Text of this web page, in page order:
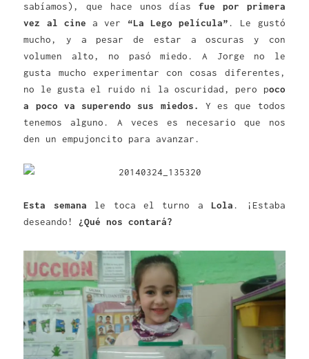
sabíamos), que hace unos díasfue por primera
vez al cine a ver “La Lego película”. Le gustó
mucho, y a pesar de estar a oscuras y con
volumen alto, no pasó miedo. A Jorge no le
gusta mucho experimentar con cosas diferentes,
no le gusta el ruido ni la oscuridad, pero poco
a poco va superendo sus miedos.
Y es que todos
tenemos alguno. A veces es necesario que nos
den un empujoncito para avanzar.
Esta semana le toca el turno aLola. ¡Estaba
deseando!¿Qué nos contará?